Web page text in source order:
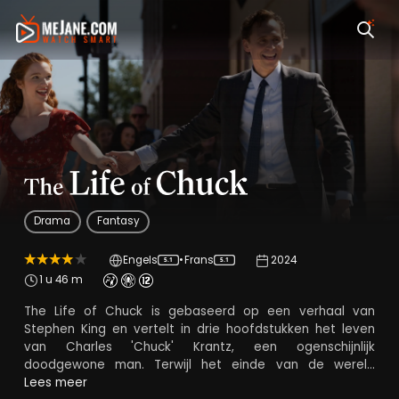
The Life of Chuck
Drama Fantasy
Engels 5.1 •Frans 5.1
2024
1 u 46 m
The Life of Chuck is gebaseerd op een verhaal van
Stephen King en vertelt in drie hoofdstukken het leven
van Charles 'Chuck' Krantz, een ogenschijnlijk
doodgewone man. Terwijl het einde van de wereld
nadert, verschijnen overal mysterieuze advertenties die
Lees meer